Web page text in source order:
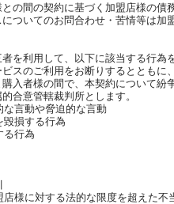
との間の契約に基づく加盟店様の
ついてのお問合わせ・苦情等は加
者を利用して、以下に該当する行
スのご利用をお断りするとともに
入者様の間で、本契約について紛
合意管轄裁判所とします。
な言動や脅迫的な言動
毀損する行為
る行為
様に対する法的な限度を超えた不